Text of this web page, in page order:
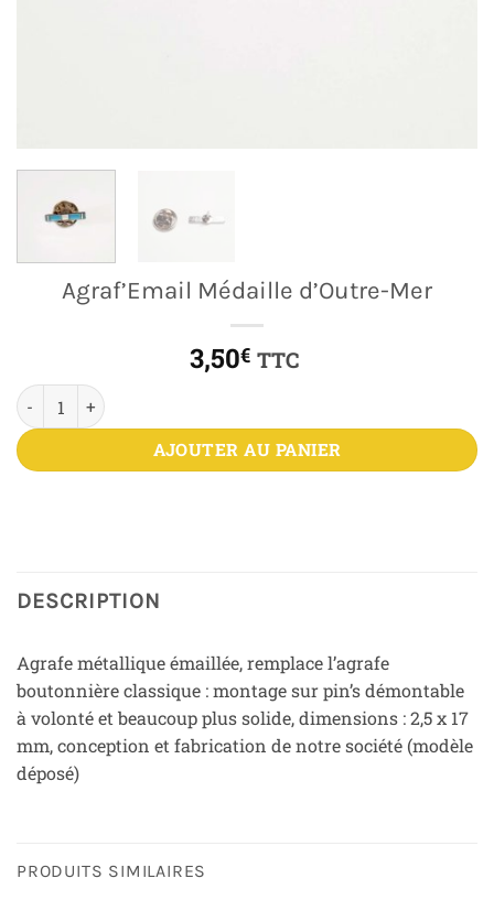
Agraf’Email Médaille d’Outre-Mer
3,50€ TTC
quantité de Agraf’Email Médaille d'Outre-Mer
AJOUTER AU PANIER
DESCRIPTION
Agrafe métallique émaillée, remplace l’agrafe
boutonnière classique : montage sur pin’s démontable
à volonté et beaucoup plus solide, dimensions : 2,5 x 17
mm, conception et fabrication de notre société (modèle
déposé)
PRODUITS SIMILAIRES